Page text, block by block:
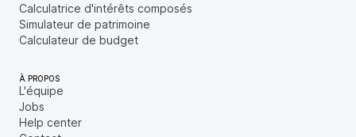
Calculatrice d'intérêts composés
Simulateur de patrimoine
Calculateur de budget
À PROPOS
L'équipe
Jobs
Help center